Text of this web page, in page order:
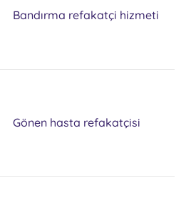
Bandırma refakatçi hizmeti
Gönen hasta refakatçisi